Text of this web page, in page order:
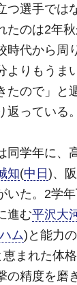
つ選手では
たのは2年
時代から周
よりもうま
たので」と
返っている。
学年に、
知(中日 )、
いた。2学
進む平沢大
ム)と能力
まれた体
の精度を磨